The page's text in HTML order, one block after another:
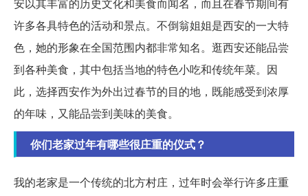
许多各具特色的活动和景点。不倒翁姐姐是西安的一大特
色，她的形象在全国范围内都非常知名。逛西安还能品尝
到各种美食，其中包括当地的特色小吃和传统年菜。因
此，选择西安作为外出过春节的目的地，既能感受到浓厚
的年味，又能品尝到美味的美食。
你们老家过年有哪些很庄重的仪式？
我的老家是一个传统的北方村庄，过年时会举行许多庄重